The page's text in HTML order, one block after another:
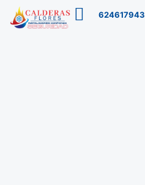
624617943
Buscar
…